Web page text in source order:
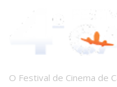
O Festival de Cinema de